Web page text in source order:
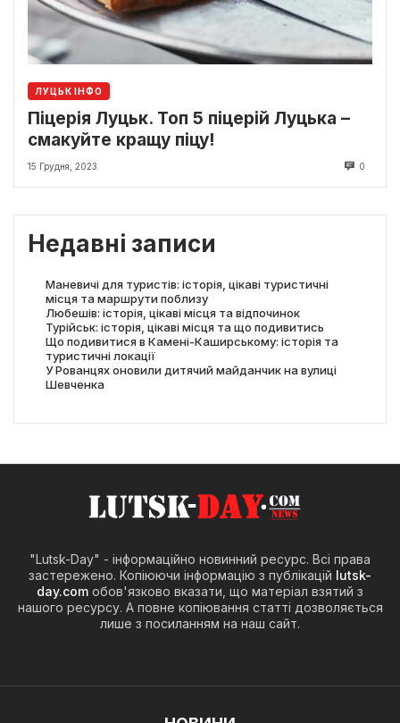
ЛУЦЬК ІНФО
Піцерія Луцьк. Топ 5 піцерій Луцька –
смакуйте кращу піцу!
15 Грудня, 2023 0
Недавні записи
Маневичі для туристів: історія, цікаві туристичні
місця та маршрути поблизу
Любешів: історія, цікаві місця та відпочинок
Турійськ: історія, цікаві місця та що подивитись
Що подивитися в Камені-Каширському: історія та
туристичні локації
У Рованцях оновили дитячий майданчик на вулиці
Шевченка
"Lutsk-Day" - інформаційно новинний ресурс. Всі права
застережено. Копіюючи інформацію з публікацій lutsk-
day.com обов'язково вказати, що матеріал взятий з
нашого ресурсу. А повне копіювання статті дозволяється
лише з посиланням на наш сайт.